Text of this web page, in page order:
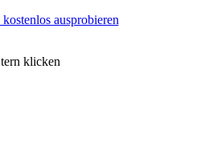
ausprobieren
klicken